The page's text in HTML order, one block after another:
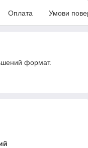
Оплата Умови
формат.